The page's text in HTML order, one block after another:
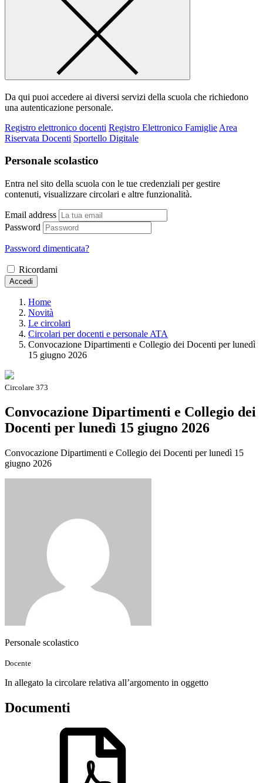
Da qui puoi accedere ai diversi servizi della scuola che richiedono
una autenticazione personale.
Registro elettronico docenti Registro Elettronico Famiglie Area
Riservata Docenti Sportello Digitale
Personale scolastico
Entra nel sito della scuola con le tue credenziali per gestire
contenuti, visualizzare circolari e altre funzionalità.
Email address
Password
Password dimenticata?
Ricordami
Accedi
Home
Novità
Le circolari
Circolari per docenti e personale ATA
Convocazione Dipartimenti e Collegio dei Docenti per lunedì
15 giugno 2026
Circolare 373
Convocazione Dipartimenti e Collegio dei
Docenti per lunedì 15 giugno 2026
Convocazione Dipartimenti e Collegio dei Docenti per lunedì 15
giugno 2026
Personale scolastico
Docente
In allegato la circolare relativa all’argomento in oggetto
Documenti